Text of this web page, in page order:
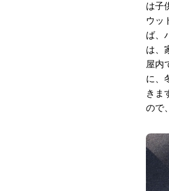
は子
ウッ
ば、
は、
屋内
に、
きま
ので